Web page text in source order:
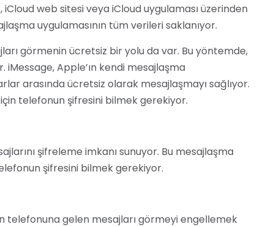
web sitesi veya iCloud uygulaması üzerinden
uygulamasının tüm verileri saklanıyor.
görmenin ücretsiz bir yolu da var. Bu yöntemde,
Apple’ın kendi mesajlaşma
arasında ücretsiz olarak mesajlaşmayı sağlıyor.
için telefonun şifresini bilmek gerekiyor.
şifreleme imkanı sunuyor. Bu mesajlaşma
şifresini bilmek gerekiyor.
telefonuna gelen mesajları görmeyi engellemek